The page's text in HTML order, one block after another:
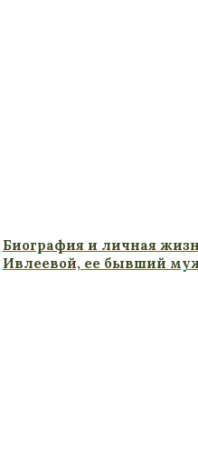
Биография и личная
Ивлеевой, ее бывший